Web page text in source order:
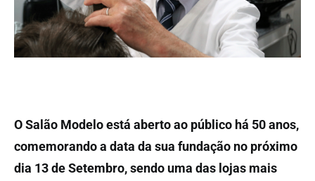
O Salão Modelo está aberto ao público há 50 anos,
comemorando a data da sua fundação no próximo
dia 13 de Setembro, sendo uma das lojas mais